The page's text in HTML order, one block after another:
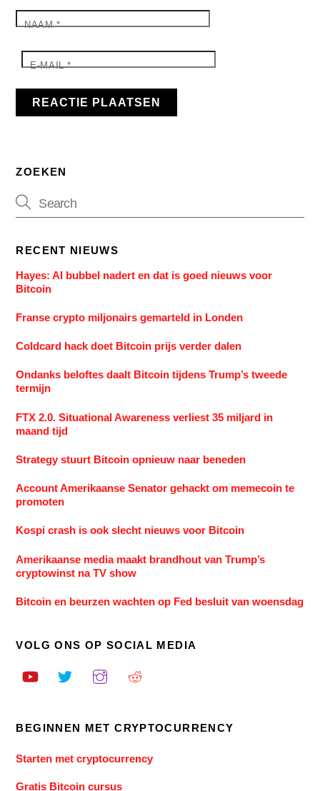
NAAM*
E-MAIL*
ZOEKEN
RECENT NIEUWS
Hayes: AI bubbel nadert en dat is goed nieuws voor
Bitcoin
Franse crypto miljonairs gemarteld in Londen
Coldcard hack doet Bitcoin prijs verder dalen
Ondanks beloftes daalt Bitcoin tijdens Trump’s tweede
termijn
FTX 2.0. Situational Awareness verliest 35 miljard in
maand tijd
Strategy stuurt Bitcoin opnieuw naar beneden
Account Amerikaanse Senator gehackt om memecoin te
promoten
Kospi crash is ook slecht nieuws voor Bitcoin
Amerikaanse media maakt brandhout van Trump’s
cryptowinst na TV show
Bitcoin en beurzen wachten op Fed besluit van woensdag
VOLG ONS OP SOCIAL MEDIA
BEGINNEN MET CRYPTOCURRENCY
Starten met cryptocurrency
Gratis Bitcoin cursus